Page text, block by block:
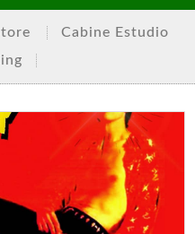
Cabine Estudio